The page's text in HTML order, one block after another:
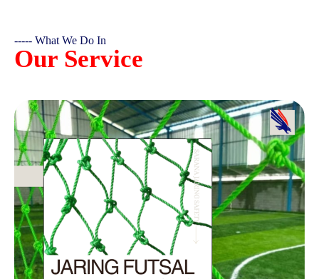
----- What We Do In
Our Service